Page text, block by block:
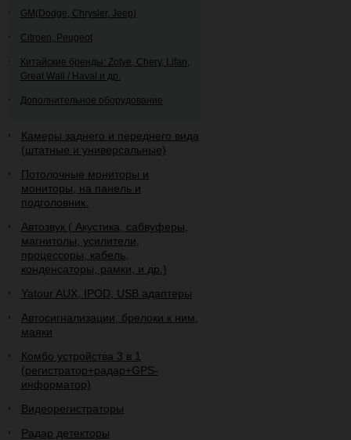
GM(Dodge, Chrysler, Jeep)
Citroen, Peugeot
Китайские бренды: Zotye, Chery, Lifan,
Great Wall / Haval и др.
Дополнительное оборудование
Камеры заднего и переднего вида
(штатные и универсальные)
Потолочные мониторы и
мониторы, на панель и
подголовник.
Автозвук ( Акустика, сабвуферы,
магнитолы, усилители,
процессоры, кабель,
конденсаторы, рамки, и др.)
Yatour AUX, IPOD, USB адаптеры
Автосигнализации, брелоки к ним,
маяки
Комбо устройства 3 в 1
(регистратор+радар+GPS-
информатор)
Видеорегистраторы
Радар детекторы